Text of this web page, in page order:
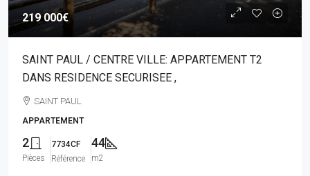
219 000€
SAINT PAUL / CENTRE VILLE: APPARTEMENT T2
DANS RESIDENCE SECURISEE ,
SAINT PAUL
APPARTEMENT
2
Pièces
7734CF
Référence
44
m2